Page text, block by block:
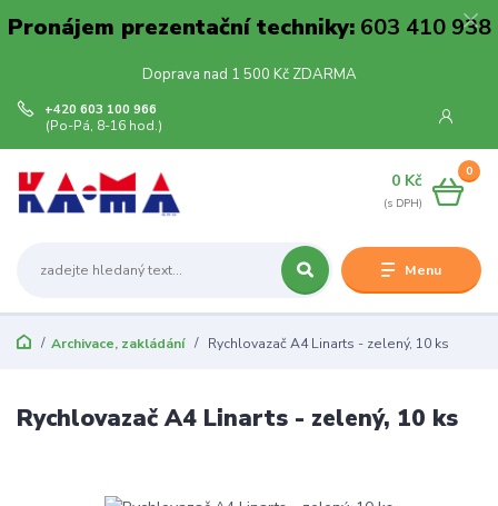
Pronájem prezentační techniky:603 410 938
Doprava nad 1 500 Kč ZDARMA
Menu
+420 603 100 966
(Po-Pá, 8-16 hod.)
0
0 Kč
Archivace, zakládání Rychlovazač A4 Linarts - zelený, 10 ks
Rychlovazač A4 Linarts - zelený, 10 ks